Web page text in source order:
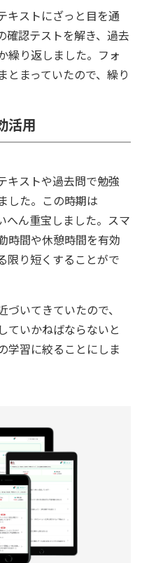
キストにざっと目を通
確認テストを解き、過去
繰り返しました。フォ
とまっていたので、繰り
活用
キストや過去問で勉強
した。この時期は
へん重宝しました。スマ
時間や休憩時間を有効
限り短くすることがで
いてきていたので、
ていかねばならないと
学習に絞ることにしま